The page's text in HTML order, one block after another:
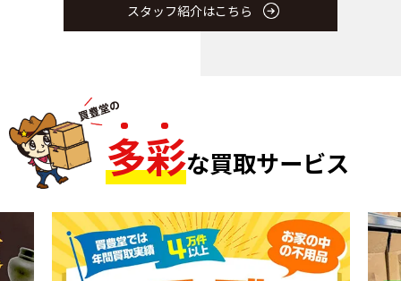
スタッフ紹介はこちら
多彩な買取サービス